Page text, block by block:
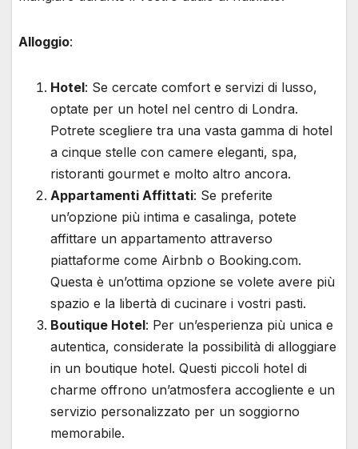
Alloggio:
Hotel: Se cercate comfort e servizi di lusso,
optate per un hotel nel centro di Londra.
Potrete scegliere tra una vasta gamma di hotel
a cinque stelle con camere eleganti, spa,
ristoranti gourmet e molto altro ancora.
Appartamenti Affittati: Se preferite
un’opzione più intima e casalinga, potete
affittare un appartamento attraverso
piattaforme come Airbnb o Booking.com.
Questa è un’ottima opzione se volete avere più
spazio e la libertà di cucinare i vostri pasti.
Boutique Hotel: Per un’esperienza più unica e
autentica, considerate la possibilità di alloggiare
in un boutique hotel. Questi piccoli hotel di
charme offrono un’atmosfera accogliente e un
servizio personalizzato per un soggiorno
memorabile.